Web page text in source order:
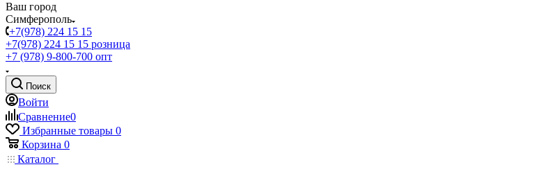
Ваш город
Симферополь
+7(978) 224 15 15
+7(978) 224 15 15 розница
+7 (978) 9-800-700 опт
Поиск
Войти
Сравнение0
Избранные товары 0
Корзина 0
Каталог